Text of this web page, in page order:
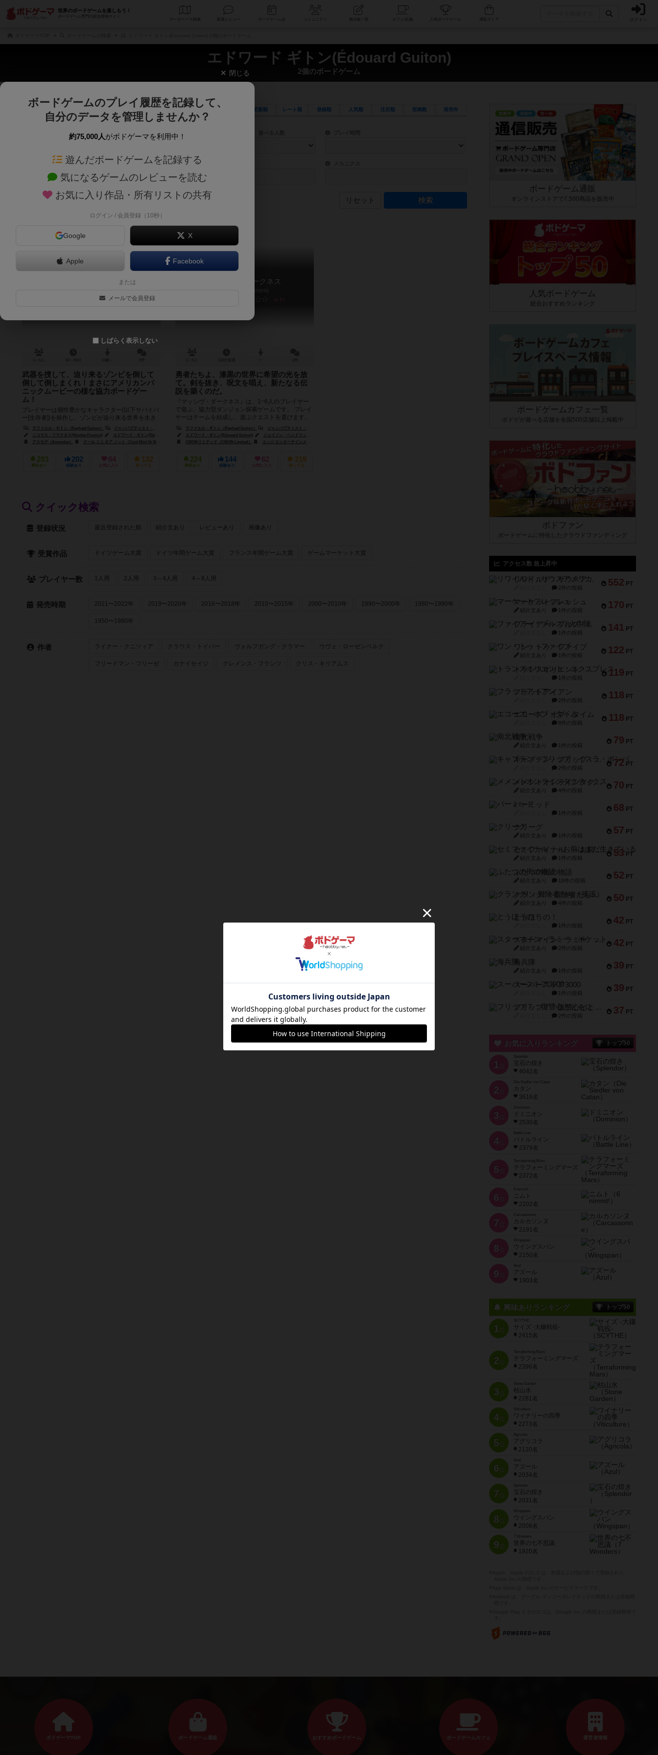
世界のボードゲームを楽しもう！
ボードゲーム専門の総合情報サイト
データベース コミュニティ 人気ボードゲーム ログイン
エドワード ギトン(Édouard Guiton)
2個のボードゲーム
じっくり表示 更新順 レート順 登録順 人気順 注目順 投稿数 発売年
商品名、商品説明文、デザイナー名、テーマ名、メカニクス名を対象にフリーワード検索ができます。
ゲームデザイナー名を指定して検索できます。
ゲームデザイナー 目安となる所要時間を指定することができます。マニュアルを読む時間や参加者へのルール説明時間は含まれていないため、初めて
対象年齢を指定します。 世界観や登場人物などモチーフ・ストーリーを指定することができます。直感的にゲームシステムを理解できるよう、中世ファンタジー・クッキング・海賊同士の対決など、ゲームコンセプトを絞
テーマ/フレーバー ゲーム性を構成するコアシステムです。主にボードゲームに慣れている方向けの絞込機能です。例えば「ダイスロール」はランダ
リセット
6.2
武器を捜して、迫り来るゾンビを倒して
倒して倒しまくれ！まさにアメリカンパ
ニックムービーの様な協力ボードゲー
ム！
プレイヤーは個性豊かなキャラクター(以下サバイバ
ー[生存者])を操作し、ゾンビが迫り来る世界を生き
抜く協力系ボードゲームです。 始めは釘抜きやフラ
イパン等の貧弱な武器で...
ラファエル・ギトン（Raphael Guiton） ジャンパプティスト・ルリエン（Jean-Baptiste Lullien）
ニコラス・ラウール（Nicolas Raoult）
ニコラス・フラクタス(Nicolas Fructus)
エドワード・ギトン(Édouard Guiton)
エリック・ノウハント(Eric Nouhaut)
アスモデ（Asmodee）
クール ミニ オア ノット（Cool Mini Or Not）
283
興味あり
202
経験あり
64
お気に入り
132
持ってる
マッシヴ・ダークネス
Massive Darkness
6.5
勇者たちよ、漆黒の世界に希望の光を放
て。剣を抜き、呪文を唱え、新たなる伝
説を築くのだ。
『マッシヴ・ダークネス』は、1~6人のプレイヤー
で遊ぶ、協力型ダンジョン探索ゲームです。 プレイ
ヤーはチームを結成し、遊ぶクエストを選びます。
そしてそれぞれ勇者を1人選...
ラファエル・ギトン（Raphael Guiton） ジャンパプティスト・ルリエン（Jean-Baptiste Lullien）
エドワード・ギトン(Édouard Guiton)
ジェイソン・ヘンドリックス（Jason Hendricks）
CMONリミテッド（CMON Limited）
エッジ エンターテインメント（Edge Entertainment）
224
興味あり
144
経験あり
62
お気に入り
219
持ってる
クイック検索
登録状況 最近登録された順 紹介文あり レビューあり 画像あり
受賞作品 ドイツゲーム大賞 ドイツ年間ゲーム大賞 フランス年間ゲーム大賞 ゲームマーケット大賞
プレイヤー数 1人用 2人用 3～4人用 4～8人用
発売時期 2021〜2022年 2019〜2020年 2016〜2018年 2010〜2015年 2000〜2010年 1990〜2000年 1980〜1990年
1950〜1980年
作者 ライナー・クニツィア クラウス・トイバー ヴォルフガング・クラマー ウヴェ・ローゼンベルク
フリードマン・フリーゼ カナイセイジ クレメンス・フランツ クリス・キリアムス
ボードゲーム通販
オンラインストアで7,500商品を販売中
人気ボードゲーム
総合おすすめランキング
ボードゲームカフェ一覧
ボドゲが遊べる店舗を全国500店舗以上掲載中
ボドファン
ボードゲームに特化したクラウドファンディング
アクセス数 急上昇中
552 PT
リワイルド：サウスアメリカ
2件の投稿
170 PT
マーケットフレッシュ
紹介文あり 1件の投稿
141 PT
ファイアー・ブルズ / 火牛陣
1件の投稿
122 PT
ワン・トゥ・ファイブ
紹介文あり 1件の投稿
119 PT
トランスオリエント・エクスプレス
1件の投稿
118 PT
フラットアイアン
2件の投稿
118 PT
エコーズ・オブ・タイム
8件の投稿
79 PT
南北戦争
紹介文あり 1件の投稿
72 PT
キャプテン・フリップ：イスラ・ボンバ
2件の投稿
70 PT
メメントオンラインタクティクス
紹介文あり 4件の投稿
68 PT
パーミッド
1件の投稿
57 PT
クリーグ
紹介文あり 1件の投稿
53 PT
セミファイナル ～お前はまだ生きている～
紹介文あり 1件の投稿
52 PT
ふたつの街の物語
紹介文あり 18件の投稿
50 PT
クランク! ：冒険者たち（拡張）
紹介文あり 4件の投稿
42 PT
とうほうの！
1件の投稿
42 PT
スターマイン・ラミー ポケット
紹介文あり 2件の投稿
39 PT
海兵隊
紹介文あり 1件の投稿
39 PT
スーパーストア3000
1件の投稿
37 PT
フリップ７：復讐心とともに
2件の投稿
お気に入りランキング トップ50
1 位
宝石の煌き
4042名
2 位
Die Siedler von Catan
カタン
3616名
3 位
ドミニオン
2530名
4位
Battle Line
バトルライン
2379名
5 位
Terraforming Mars
テラフォーミングマーズ
2372名
6 位
ニムト
2202名
7 位
Carcassonne
カルカソンヌ
2191名
8 位
Wingspan
ウイングスパン
2150名
9 位
Azul
アズール
1903名
興味ありランキング トップ50
1位
SCYTHE
サイズ -大鎌戦役-
2415名
2位
Terraforming Mars
テラフォーミングマーズ
2396名
3位
Stone Garden
枯山水
2281名
4位
Viticulture
ワイナリーの四季
2273名
5位
Agricola
アグリコラ
2120名
6位
Azul
アズール
2034名
7位
宝石の煌き
2031名
8位
Wingspan
ウイングスパン
2006名
9位
7 Wonders
世界の七不思議
1920名
閉じる
ボードゲームのプレイ履歴を記録して、
自分のデータを管理しませんか？
約75,000人がボドゲーマを利用中！
遊んだボードゲームを記録する
気になるゲームのレビューを読む
お気に入り作品・所有リストの共有
ログイン / 会員登録（10秒）
Google X
Apple Facebook
または
メールで会員登録
しばらく表示しない
ボドゲーマTOP ボードゲーム通販 おすすめボードゲーム ボードゲームカフェ 運営者情報